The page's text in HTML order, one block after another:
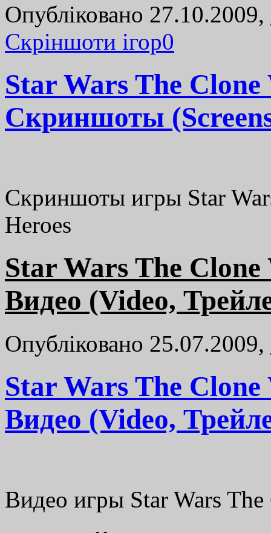
Опубліковано 27.10.2009,
Cкріншоти ігор0
Star Wars The
Скриншоты
Скриншоты игры Star
Heroes
Star Wars The
Видео (Video,
Опубліковано 25.07.2009,
Star Wars The
Видео (Video,
Видео игры Star Wars